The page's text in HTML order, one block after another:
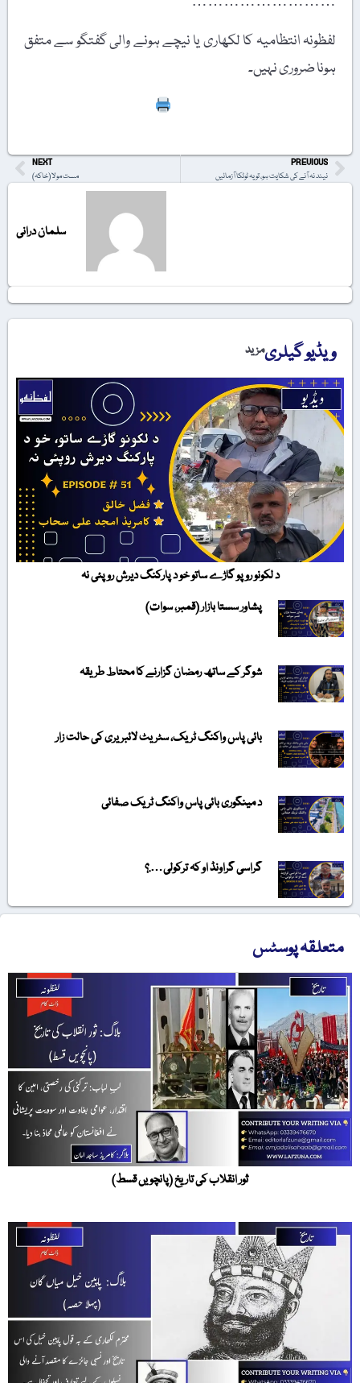
لفظونہ انتظامیہ کا لکھاری یا نیچے ہونے والی گفتگو سے متفق
ہونا ضروری نہیں۔
PREVIOUS
نیند نہ آنے کی شکایت ہو، تو یہ ٹوٹکا آزمائیں
NEXT
مست مولا (خاکہ)
سلمان درانی
ویڈیو گیلریمزید
د لکونو روپو گاڑے ساتو خو د پارکنگ دیرش روپئی نہ
پشاور سستا بازار (قمبر، سوات)
شوگر کے ساتھ رمضان گزارنے کا محتاط طریقہ
بائی پاس واکنگ ٹریک، سٹریٹ لائبریری کی حالت زار
د مینگوری بائی پاس واکنگ ٹریک صفائی
گراسی گراونڈ او کہ ترکولی….؟
متعلقہ پوسٹس
ثور انقلاب کی تاریخ (پانچویں قسط)